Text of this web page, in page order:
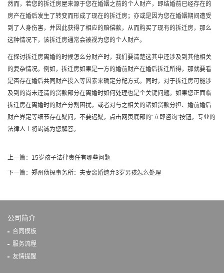
然而，若您的拆迁房屋来源于您在婚姻之前的个人财产，即结婚前已经存在的
房产在婚后发生了转变而形成了现在的拆迁房；亦或是因为您在婚姻期间遭受
到了人身伤害，并因此获得了相应的赔偿款，从而购买了现有的拆迁房，那么
这种情况下，该拆迁房通常会被视为您的个人财产。
在探讨拆迁房离婚的时候怎么分财产时，我们要清楚这其中还涉及到其他相关
的复杂情况。例如，拆迁房如果是一方的婚前财产在婚后拆迁所得，那就要看
是否存在婚后共同财产投入等因素来确定分配方式。同时，对于拆迁房可能涉
及到的尚未还清的贷款部分在离婚时如何处理也是个关键问题。如果您正面临
拆迁房在离婚时的财产分割困扰，或者对与之相关的诸如贷款分担、婚前婚后
财产界定等细节存在疑问，不要迟疑，点击网页底部的“立即咨询”按钮，专业的
法律人士将竭诚为您解答。
上一篇： 15岁孩子法律责任有哪些问题
下一篇： 郑州侦探事务所：夫妻离婚遗弃3岁男孩怎么处理
公司简介
合同模板
服务流程
友情提醒